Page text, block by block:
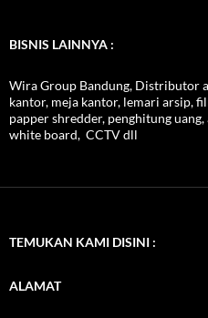
BISNIS LAINNYA :
Wira Group Bandung, Distributor
kantor, meja kantor, lemari arsip,
papper shredder, penghitung
white board, CCTV dll
TEMUKAN KAMI DISINI :
ALAMAT